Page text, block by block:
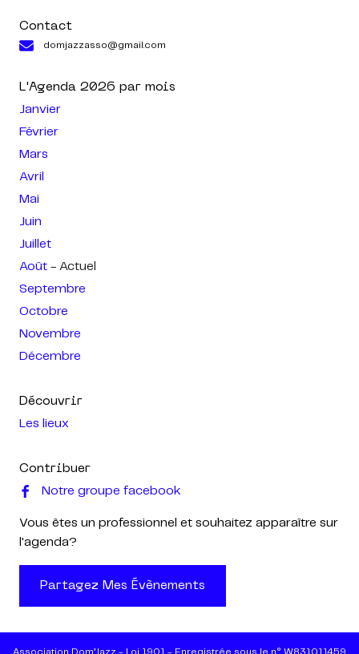
Contact
domjazzasso@gmail.com
L'Agenda 2026 par mois
Janvier
Février
Mars
Avril
Mai
Juin
Juillet
Août - Actuel
Septembre
Octobre
Novembre
Décembre
Découvrir
Les lieux
Contribuer
Notre groupe facebook
Vous êtes un professionnel et souhaitez apparaître sur
l'agenda?
Partagez Mes Évènements
Association Dom’Jazz - Loi 1901 - Enregistrée sous le n° W831011459